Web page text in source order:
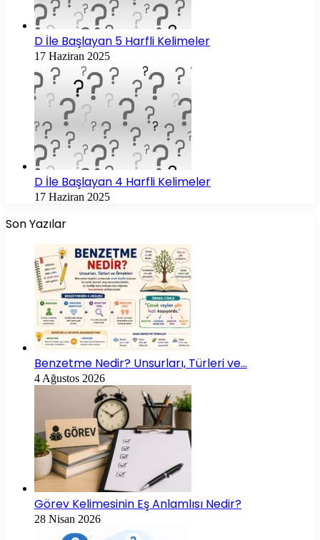
D İle Başlayan 5 Harfli Kelimeler
17 Haziran 2025
D İle Başlayan 4 Harfli Kelimeler
17 Haziran 2025
Son Yazılar
Benzetme Nedir? Unsurları, Türleri ve…
4 Ağustos 2026
Görev Kelimesinin Eş Anlamlısı Nedir?
28 Nisan 2026